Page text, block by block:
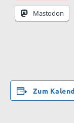
Mastodon
Zum